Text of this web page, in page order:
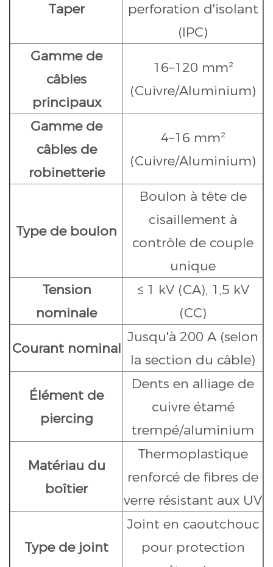
Taper
perforation d'isolant
(IPC)
Gamme de
câbles
principaux
16–120 mm²
(Cuivre/Aluminium)
Gamme de
câbles de
robinetterie
4–16 mm²
(Cuivre/Aluminium)
Type de boulon
Boulon à tête de
cisaillement à
contrôle de couple
unique
Tension
nominale
≤ 1 kV (CA), 1,5 kV
(CC)
Courant nominal
Jusqu'à 200 A (selon
la section du câble)
Élément de
piercing
Dents en alliage de
cuivre étamé
trempé/aluminium
Matériau du
boîtier
Thermoplastique
renforcé de fibres de
verre résistant aux UV
Type de joint
Joint en caoutchouc
pour protection